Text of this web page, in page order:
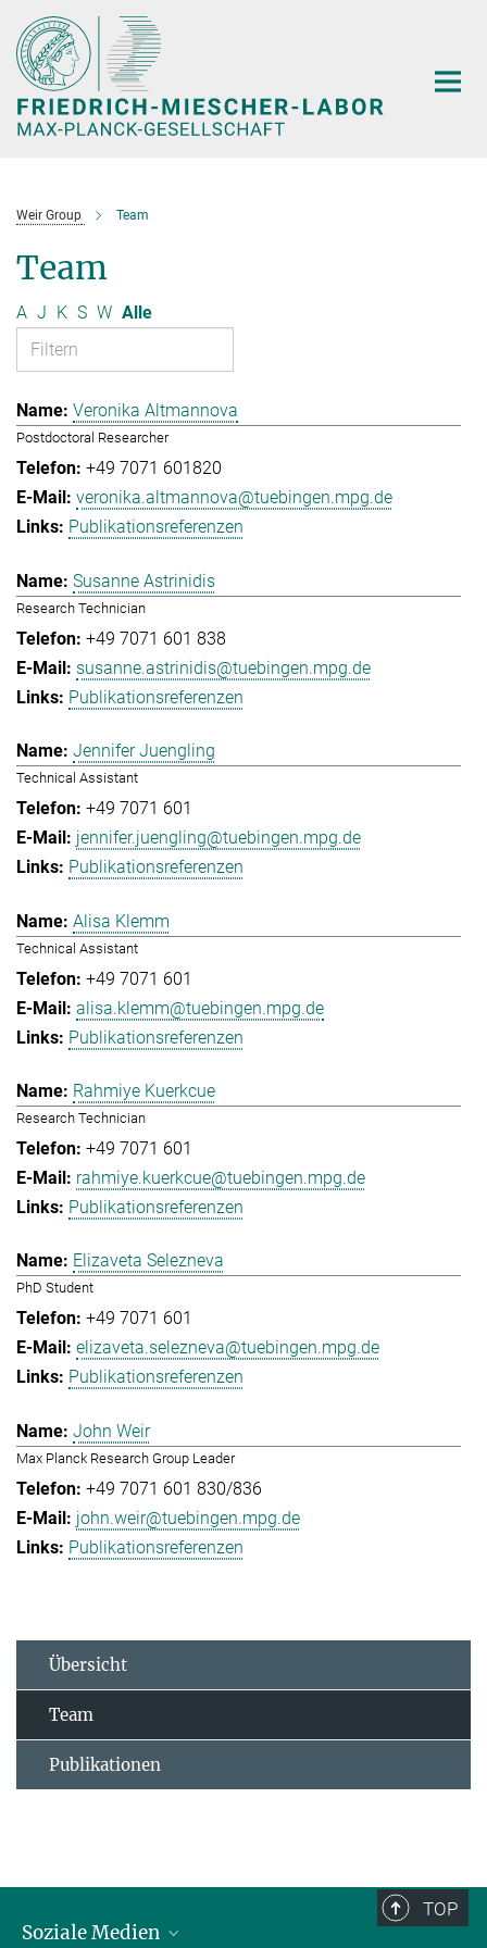
Hauptinhalt
Weir Group Team
Team
A J K S W Alle
Veronika Altmannova
Postdoctoral Researcher
+49 7071 601820
veronika.altmannova@tuebingen.mpg.de
Publikationsreferenzen
Susanne Astrinidis
Research Technician
+49 7071 601 838
susanne.astrinidis@tuebingen.mpg.de
Publikationsreferenzen
Jennifer Juengling
Technical Assistant
+49 7071 601
jennifer.juengling@tuebingen.mpg.de
Publikationsreferenzen
Alisa Klemm
Technical Assistant
+49 7071 601
alisa.klemm@tuebingen.mpg.de
Publikationsreferenzen
Rahmiye Kuerkcue
Research Technician
+49 7071 601
rahmiye.kuerkcue@tuebingen.mpg.de
Publikationsreferenzen
Elizaveta Selezneva
PhD Student
+49 7071 601
elizaveta.selezneva@tuebingen.mpg.de
Publikationsreferenzen
John Weir
Max Planck Research Group Leader
+49 7071 601 830/836
john.weir@tuebingen.mpg.de
Publikationsreferenzen
Übersicht
Team
Publikationen
TOP
Soziale Medien